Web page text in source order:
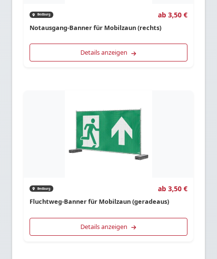
Bedburg ab 3,50 €
Notausgang-Banner für Mobilzaun (rechts)
Details anzeigen
Bedburg ab 3,50 €
Fluchtweg-Banner für Mobilzaun (geradeaus)
Details anzeigen